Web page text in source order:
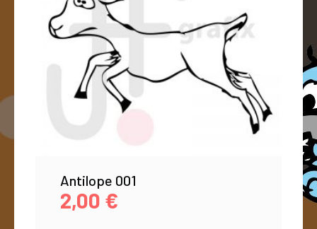
Antilope 001
2,00 €